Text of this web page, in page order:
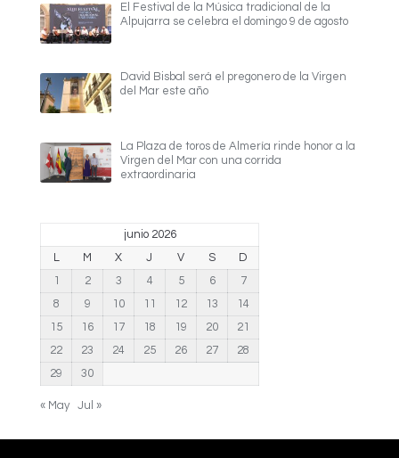
El Festival de la Música tradicional de la
Alpujarra se celebra el domingo 9 de agosto
David Bisbal será el pregonero de la Virgen
del Mar este año
La Plaza de toros de Almería rinde honor a la
Virgen del Mar con una corrida
extraordinaria
junio 2026
L
M X J V S
D
1
2 3 4 5 6
7
8
9 10 11 12 13
14
15
16 17 18 19 20
21
22
23 24 25 26 27
28
29
30
« May Jul »